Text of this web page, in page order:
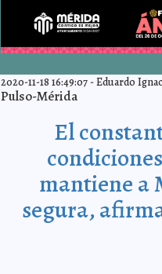
2020-11-18 16:49:07-Eduardo
Pulso-Mérida
El
mantiene a
segura,